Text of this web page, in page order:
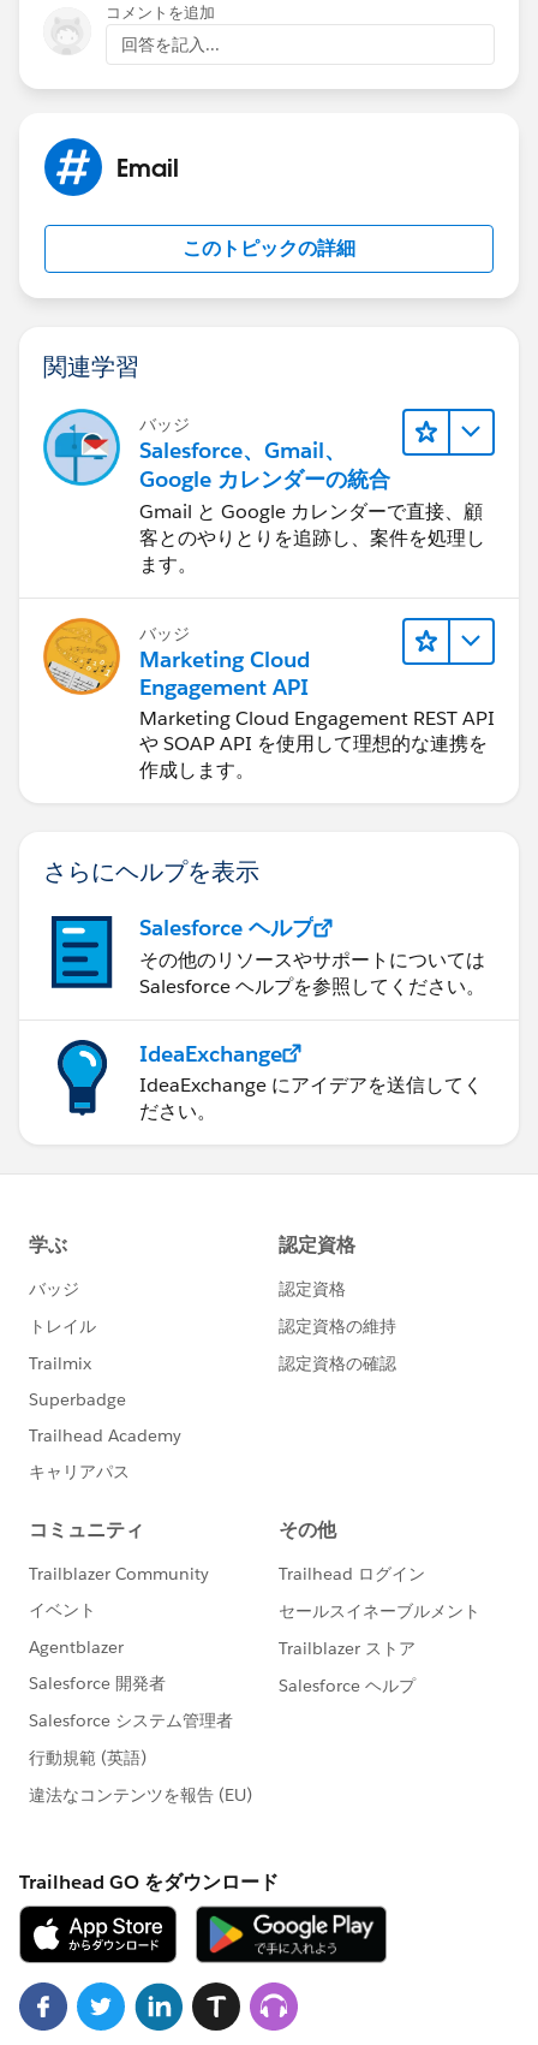
AND (
ISPICKVAL( Case_assignment__c , "NOC" )
)
)
コメントを追加
回答を記入...
Email
このトピックの詳細
関連学習
バッジ
Salesforce、Gmail、
Google カレンダーの統合
Gmail と Google カレンダーで直接、顧
客とのやりとりを追跡し、案件を処理し
ます。
バッジ
Marketing Cloud
Engagement API
Marketing Cloud Engagement REST API
や SOAP API を使用して理想的な連携を
作成します。
さらにヘルプを表示
Salesforce ヘルプ
その他のリソースやサポートについては
Salesforce ヘルプを参照してください。
IdeaExchange
IdeaExchange にアイデアを送信してく
ださい。